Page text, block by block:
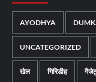
AYODHYA
UNCATEGORIZED
खेल गिरिडीह